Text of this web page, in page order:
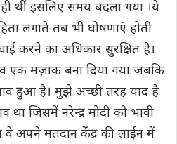
थीं इसलिए समय बदला गया ।ये
लगाते तब भी घोषणाएं होती
करने का अधिकार सुरक्षित है।
एक मज़ाक बना दिया गया जबकि
हुआ है। मुझे अच्छी तरह याद है
जिसमें नरेन्द्र मोदी को भावी
वे अपने मतदान केंद्र की लाईन में